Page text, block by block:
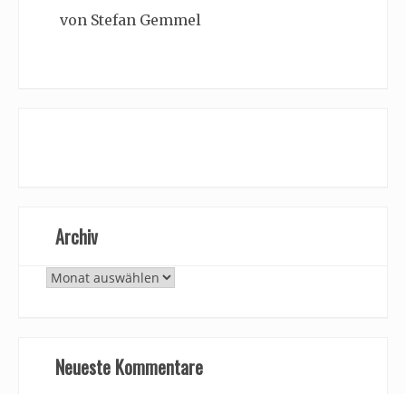
von Stefan Gemmel
Archiv
Archiv
Neueste Kommentare